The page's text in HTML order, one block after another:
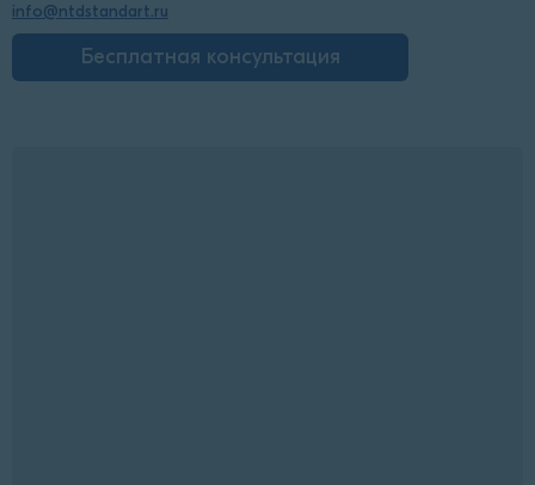
info@ntdstandart.ru
Бесплатная консультация